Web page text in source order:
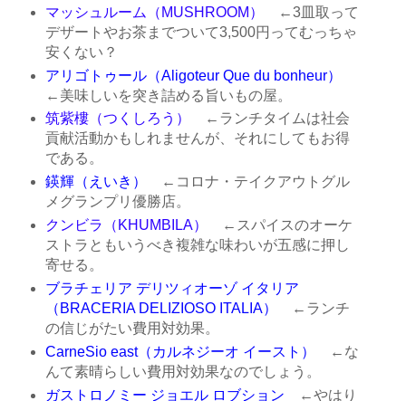
マッシュルーム（MUSHROOM）
←3皿取って
デザートやお茶までついて3,500円ってむっちゃ
安くない？
アリゴトゥール（Aligoteur Que du bonheur）
←美味しいを突き詰める旨いもの屋。
筑紫樓（つくしろう）
←ランチタイムは社会
貢献活動かもしれませんが、それにしてもお得
である。
鍈輝（えいき）
←コロナ・テイクアウトグル
メグランプリ優勝店。
クンビラ（KHUMBILA）
←スパイスのオーケ
ストラともいうべき複雑な味わいが五感に押し
寄せる。
ブラチェリア デリツィオーゾ イタリア
（BRACERIA DELIZIOSO ITALIA）
←ランチ
の信じがたい費用対効果。
CarneSio east（カルネジーオ イースト）
←な
んて素晴らしい費用対効果なのでしょう。
ガストロノミー ジョエル ロブション ←やはり